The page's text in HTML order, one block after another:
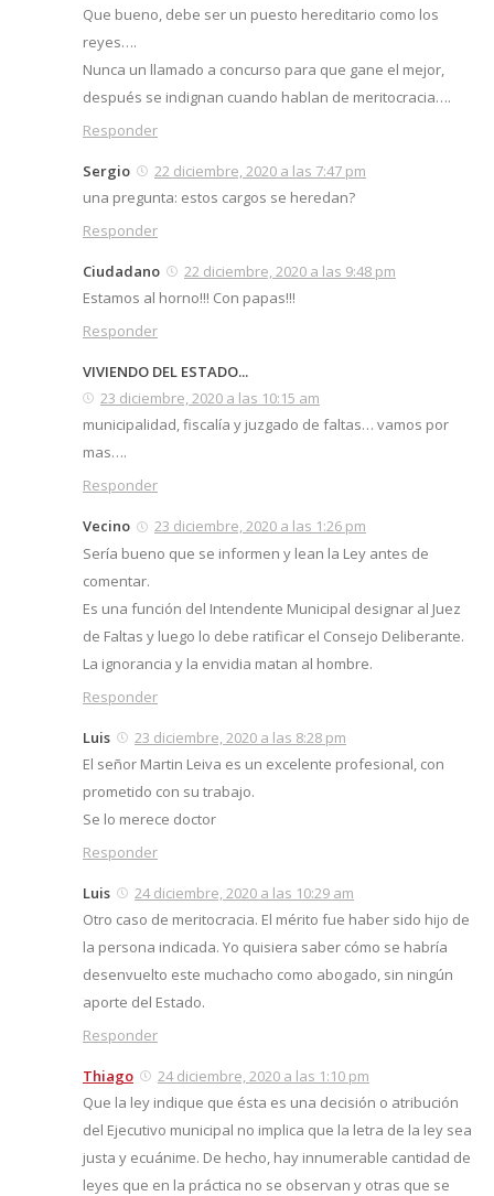
Que bueno, debe ser un puesto hereditario como los
reyes….
Nunca un llamado a concurso para que gane el mejor,
después se indignan cuando hablan de meritocracia….
Responder
Sergio
22 diciembre, 2020 a las 7:47 pm
una pregunta: estos cargos se heredan?
Responder
Ciudadano
22 diciembre, 2020 a las 9:48 pm
Estamos al horno!!! Con papas!!!
Responder
VIVIENDO DEL ESTADO...
23 diciembre, 2020 a las 10:15 am
municipalidad, fiscalía y juzgado de faltas… vamos por
mas….
Responder
Vecino
23 diciembre, 2020 a las 1:26 pm
Sería bueno que se informen y lean la Ley antes de
comentar.
Es una función del Intendente Municipal designar al Juez
de Faltas y luego lo debe ratificar el Consejo Deliberante.
La ignorancia y la envidia matan al hombre.
Responder
Luis
23 diciembre, 2020 a las 8:28 pm
El señor Martin Leiva es un excelente profesional, con
prometido con su trabajo.
Se lo merece doctor
Responder
Luis
24 diciembre, 2020 a las 10:29 am
Otro caso de meritocracia. El mérito fue haber sido hijo de
la persona indicada. Yo quisiera saber cómo se habría
desenvuelto este muchacho como abogado, sin ningún
aporte del Estado.
Responder
Thiago
24 diciembre, 2020 a las 1:10 pm
Que la ley indique que ésta es una decisión o atribución
del Ejecutivo municipal no implica que la letra de la ley sea
justa y ecuánime. De hecho, hay innumerable cantidad de
leyes que en la práctica no se observan y otras que se